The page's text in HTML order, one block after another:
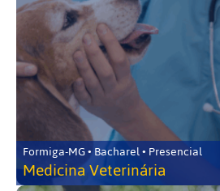
Formiga-MG • Bacharel • Presencial
Medicina Veterinária